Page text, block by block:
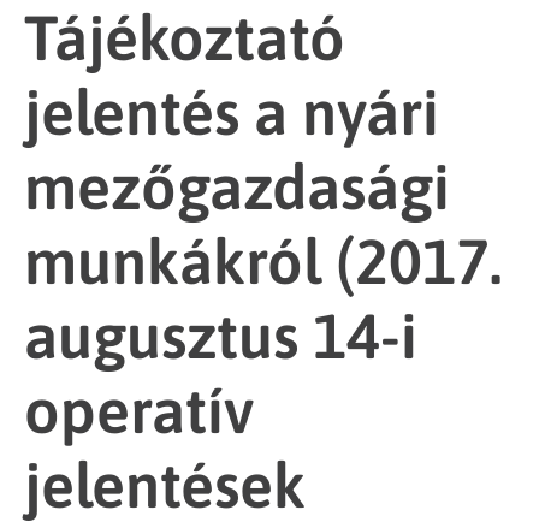
Tájékoztató
jelentés a nyári
mezőgazdasági
munkákról (2017.
augusztus 14-i
operatív
jelentések